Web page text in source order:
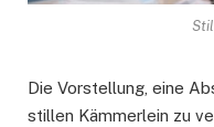
Die Vorstellung, eine
stillen Kämmerlein zu